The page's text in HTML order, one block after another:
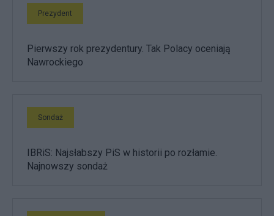
Prezydent
Pierwszy rok prezydentury. Tak Polacy oceniają
Nawrockiego
Sondaż
IBRiS: Najsłabszy PiS w historii po rozłamie.
Najnowszy sondaż